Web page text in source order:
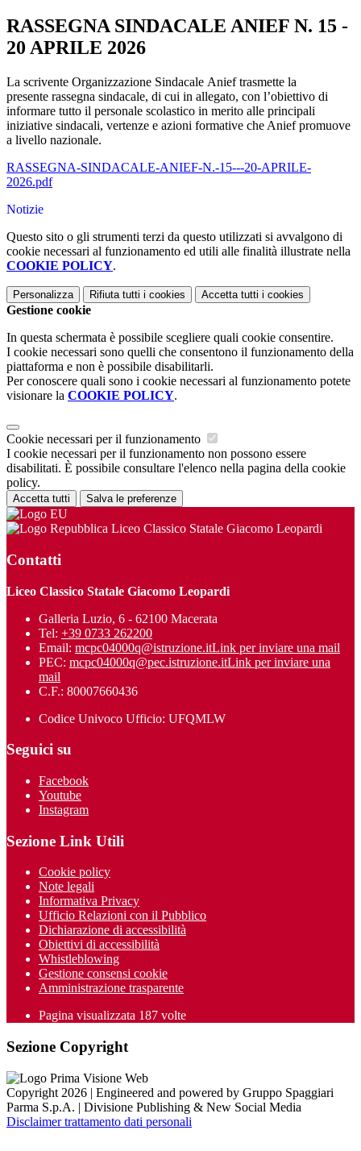
RASSEGNA SINDACALE ANIEF N. 15 -
20 APRILE 2026
La scrivente Organizzazione Sindacale Anief trasmette la
presente rassegna sindacale, di cui in allegato, con l’obiettivo di
informare tutto il personale scolastico in merito alle principali
iniziative sindacali, vertenze e azioni formative che Anief promuove
a livello nazionale.
RASSEGNA-SINDACALE-ANIEF-N.-15---20-APRILE-
2026.pdf
Notizie
Questo sito o gli strumenti terzi da questo utilizzati si avvalgono di
cookie necessari al funzionamento ed utili alle finalità illustrate nella
COOKIE POLICY.
Personalizza Rifiuta tutti i cookies Accetta tutti i cookies
Gestione cookie
In questa schermata è possibile scegliere quali cookie consentire.
I cookie necessari sono quelli che consentono il funzionamento della
piattaforma e non è possibile disabilitarli.
Per conoscere quali sono i cookie necessari al funzionamento potete
visionare la COOKIE POLICY.
Cookie necessari per il funzionamento
I cookie necessari per il funzionamento non possono essere
disabilitati. È possibile consultare l'elenco nella pagina della cookie
policy.
Accetta tutti Salva le preferenze
Liceo Classico Statale Giacomo Leopardi
Contatti
Liceo Classico Statale Giacomo Leopardi
Galleria Luzio, 6 - 62100 Macerata
Tel: +39 0733 262200
Email: mcpc04000q@istruzione.itLink per inviare una mail
PEC: mcpc04000q@pec.istruzione.itLink per inviare una
mail
C.F.: 80007660436
Codice Univoco Ufficio: UFQMLW
Seguici su
Facebook
Youtube
Instagram
Sezione Link Utili
Cookie policy
Note legali
Informativa Privacy
Ufficio Relazioni con il Pubblico
Dichiarazione di accessibilità
Obiettivi di accessibilità
Whistleblowing
Gestione consensi cookie
Amministrazione trasparente
Pagina visualizzata 187 volte
Sezione Copyright
Copyright 2026 | Engineered and powered by Gruppo Spaggiari
Parma S.p.A. | Divisione Publishing & New Social Media
Disclaimer trattamento dati personali